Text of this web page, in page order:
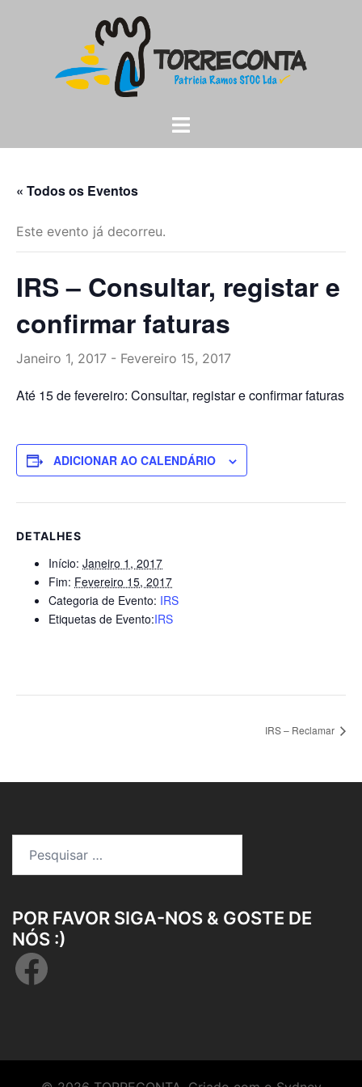
conteúdo
Alternar
« Todos os Eventos
Este evento já decorreu.
IRS – Consultar, registar e
confirmar faturas
Janeiro 1, 2017 - Fevereiro 15, 2017
Até 15 de fevereiro: Consultar, registar e confirmar faturas
ADICIONAR AO CALENDÁRIO
DETALHES
Início: Janeiro 1, 2017
Fim: Fevereiro 15, 2017
Categoria de Evento: IRS
Etiquetas de Evento:IRS
IRS – Reclamar
por:
POR FAVOR SIGA-NOS & GOSTE DE
NÓS :)
Facebook